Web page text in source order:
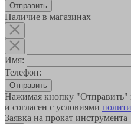
Наличие в магазинах
Имя:
Телефон:
Отправить
Нажимая кнопку "Отправить"
и согласен с условиями
Заявка на прокат инструмента